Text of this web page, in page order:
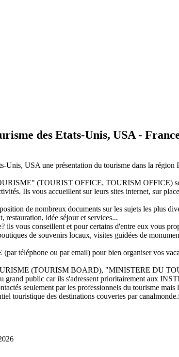
des Etats-Unis, USA -
Unis, USA une présentation du tourisme dans la région
(TOURIST OFFICE, TOURISM OFFICE)
Ils vous accueillent sur leurs sites internet, sur
de nombreux documents sur les sujets les plus
restauration, idée séjour et services...
ils vous conseillent et pour certains d'entre eux vous
de souvenirs locaux, visites guidées de
téléphone ou par email) pour bien organiser vos
(TOURISM BOARD), "MINISTERE DU
public car ils s'adressent prioritairement aux
seulement par les professionnels du tourisme mais
touristique des destinations couvertes par